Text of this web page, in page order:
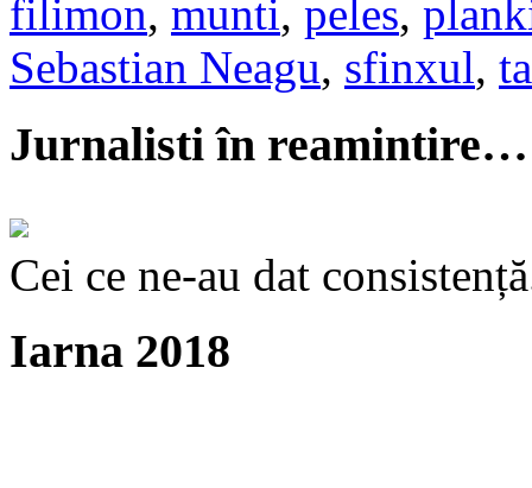
filimon, munti, peles,
Sebastian Neagu, sfinxul,
Jurnalisti în reamintire…
Cei ce ne-au dat
Iarna 2018